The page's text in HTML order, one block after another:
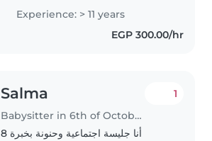
دكتور الفلسفة فى التربية الخاصة(تخصص
Experience: > 11 years
EGP 300.00/hr
Salma
Babysitter in 6th of October City (محافظة الجيزة)
1
أنا جليسة اجتماعية وحنونة بخبرة 8